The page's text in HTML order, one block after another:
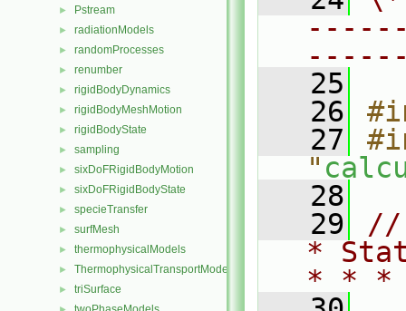
► Pstream
► radiationModels
► randomProcesses
► renumber
► rigidBodyDynamics
► rigidBodyMeshMotion
► rigidBodyState
► sampling
► sixDoFRigidBodyMotion
► sixDoFRigidBodyState
► specieTransfer
► surfMesh
► thermophysicalModels
► ThermophysicalTransportModels
► triSurface
   25
   26
   27
"
   28
   29
//
*
* *